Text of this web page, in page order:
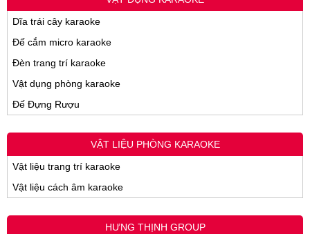
Dĩa trái cây karaoke
Đế cắm micro karaoke
Đèn trang trí karaoke
Vật dụng phòng karaoke
Đế Đựng Rượu
VẬT LIỆU PHÒNG KARAOKE
Vật liệu trang trí karaoke
Vật liệu cách âm karaoke
HƯNG THỊNH GROUP